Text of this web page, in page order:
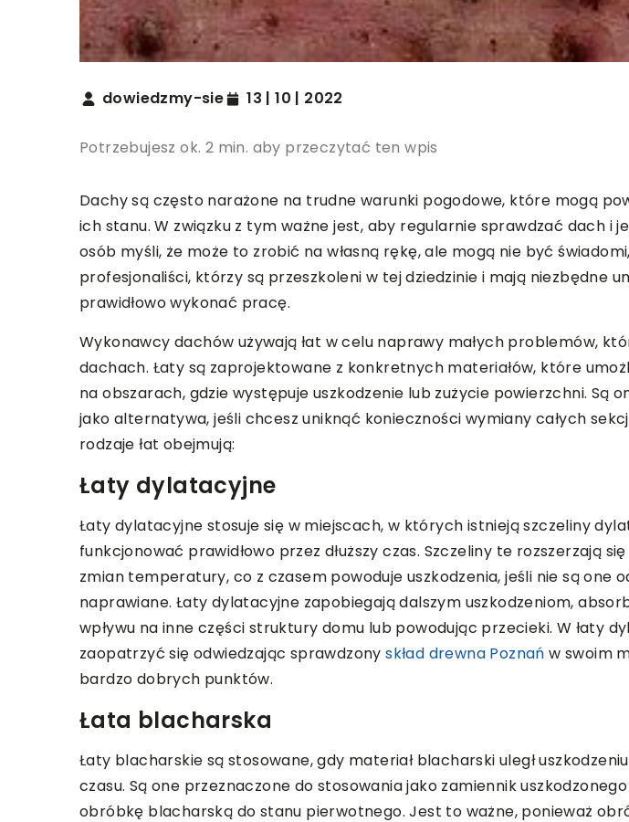
dowiedzmy-sie 13 | 10 | 2022
Potrzebujesz ok. 2 min. aby przeczytać ten wpis
Dachy są często narażone na trudne warunki pogodowe, które mogą
ich stanu. W związku z tym ważne jest, aby regularnie sprawdzać dach i
osób myśli, że może to zrobić na własną rękę, ale mogą nie być
profesjonaliści, którzy są przeszkoleni w tej dziedzinie i mają niezbędne
prawidłowo wykonać pracę.
Wykonawcy dachów używają łat w celu naprawy małych problemów,
dachach. Łaty są zaprojektowane z konkretnych materiałów, które
na obszarach, gdzie występuje uszkodzenie lub zużycie powierzchni. Są
jako alternatywa, jeśli chcesz uniknąć konieczności wymiany całych
rodzaje łat obejmują:
Łaty dylatacyjne
Łaty dylatacyjne stosuje się w miejscach, w których istnieją szczeliny
funkcjonować prawidłowo przez dłuższy czas. Szczeliny te rozszerzają
zmian temperatury, co z czasem powoduje uszkodzenia, jeśli nie są one
naprawiane. Łaty dylatacyjne zapobiegają dalszym uszkodzeniom,
wpływu na inne części struktury domu lub powodując przecieki. W łaty
zaopatrzyć się odwiedzając sprawdzonyskład drewna Poznań w swoim
bardzo dobrych punktów.
Łata blacharska
Łaty blacharskie są stosowane, gdy materiał blacharski uległ
czasu. Są one przeznaczone do stosowania jako zamiennik
obróbkę blacharską do stanu pierwotnego. Jest to ważne, ponieważ